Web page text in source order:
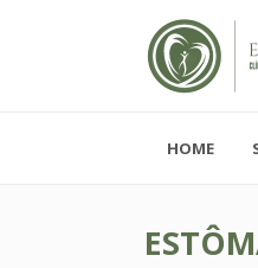
HOME